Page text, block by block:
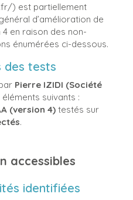
) est partiellement
d’amélioration de
4 en raison des non-
énumérées ci-dessous.
des tests
Pierre IZIDI (Société
suivants :
(version 4) testés sur
.
accessibles
identifiées